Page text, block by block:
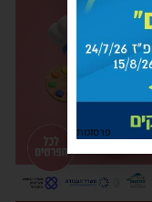
פרסומת